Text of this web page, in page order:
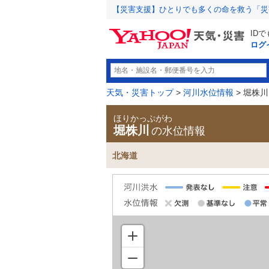
【災害支援】ひとりでも多くの命を救う「
ID
ログ
天気・災害トップ> 河川水位情報 > 堀株川
ほりかっぷがわ
堀株川 の水位情報
北海道